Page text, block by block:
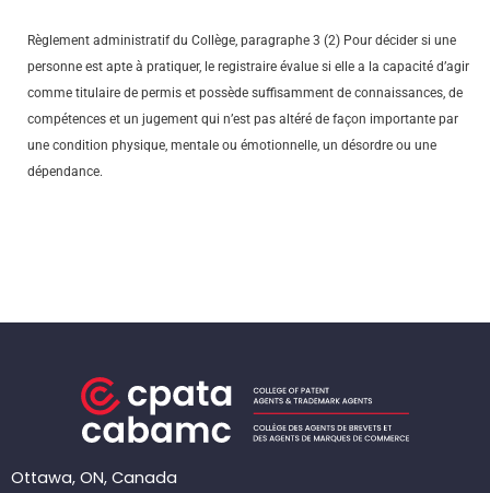
Règlement administratif du Collège, paragraphe 3 (2) Pour décider si une
personne est apte à pratiquer, le registraire évalue si elle a la capacité d’agir
comme titulaire de permis et possède suffisamment de connaissances, de
compétences et un jugement qui n’est pas altéré de façon importante par
une condition physique, mentale ou émotionnelle, un désordre ou une
dépendance.
Ottawa, ON, Canada